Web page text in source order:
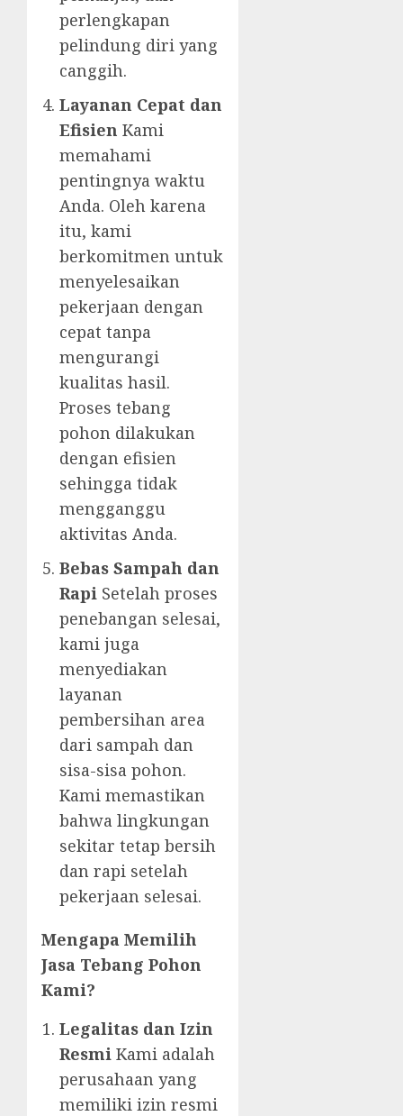
perlengkapan
pelindung diri yang
canggih.
Layanan Cepat dan
Efisien Kami
memahami
pentingnya waktu
Anda. Oleh karena
itu, kami
berkomitmen untuk
menyelesaikan
pekerjaan dengan
cepat tanpa
mengurangi
kualitas hasil.
Proses tebang
pohon dilakukan
dengan efisien
sehingga tidak
mengganggu
aktivitas Anda.
Bebas Sampah dan
Rapi Setelah proses
penebangan selesai,
kami juga
menyediakan
layanan
pembersihan area
dari sampah dan
sisa-sisa pohon.
Kami memastikan
bahwa lingkungan
sekitar tetap bersih
dan rapi setelah
pekerjaan selesai.
Mengapa Memilih
Jasa Tebang Pohon
Kami?
Legalitas dan Izin
Resmi Kami adalah
perusahaan yang
memiliki izin resmi